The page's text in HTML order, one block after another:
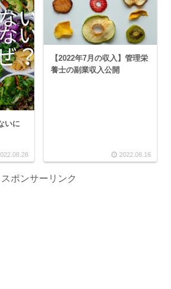
いに
【2022年7月の収入】管理栄
養士の副業収入公開
2022.08.16
スポンサーリンク